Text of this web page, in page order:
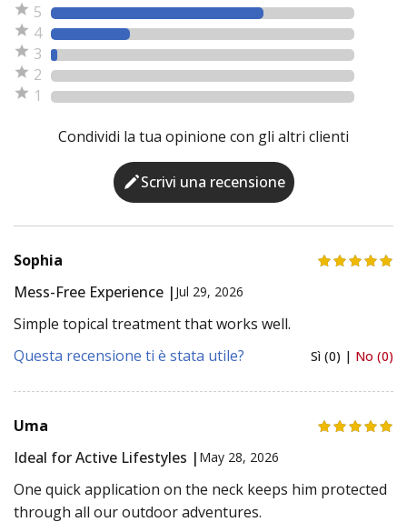
5
4
3
2
1
Condividi la tua opinione con gli altri clienti
Scrivi una recensione
Sophia
Mess-Free Experience | Jul 29, 2026
Simple topical treatment that works well.
Questa recensione ti è stata utile?
Sì (0) | No (0)
Uma
Ideal for Active Lifestyles | May 28, 2026
One quick application on the neck keeps him protected
through all our outdoor adventures.